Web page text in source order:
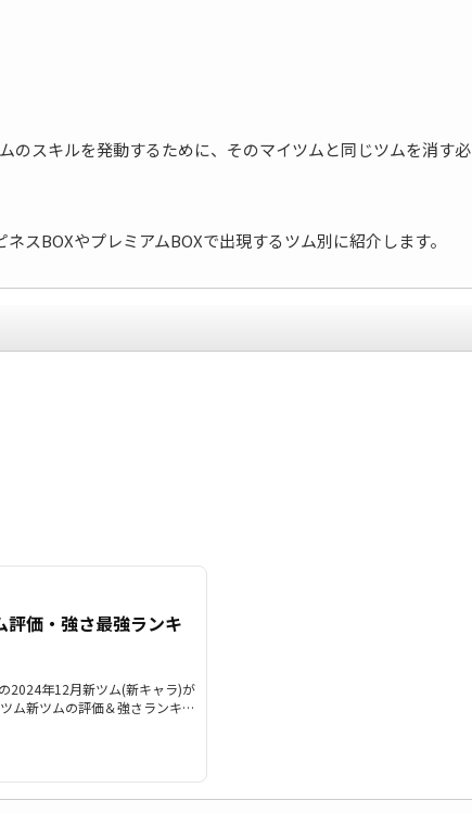
のスキルを発動するために、そのマイツムと同じツムを消す必
スBOXやプレミアムBOXで出現するツム別に紹介します。
評価・強さ最強ランキ
2024年12月新ツム(新キャラ)が
ム新ツムの評価＆強さランキン
ム最強強さと評価まとめ2024
ランキングです。随時見直しを